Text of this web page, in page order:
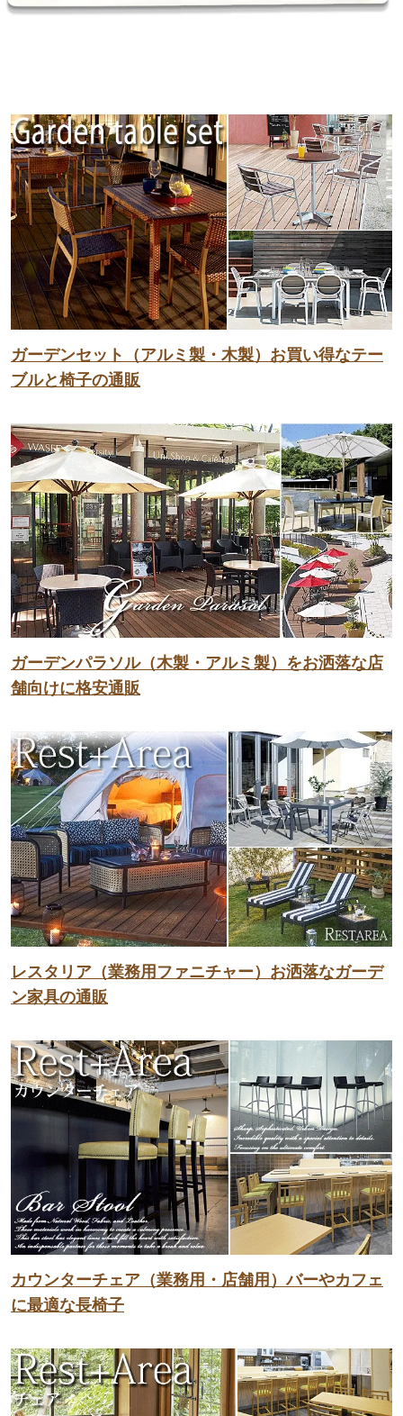
ガーデンセット（アルミ製・木製）お買い得なテー
ブルと椅子の通販
ガーデンパラソル（木製・アルミ製）をお洒落な店
舗向けに格安通販
レスタリア（業務用ファニチャー）お洒落なガーデ
ン家具の通販
カウンターチェア（業務用・店舗用）バーやカフェ
に最適な長椅子